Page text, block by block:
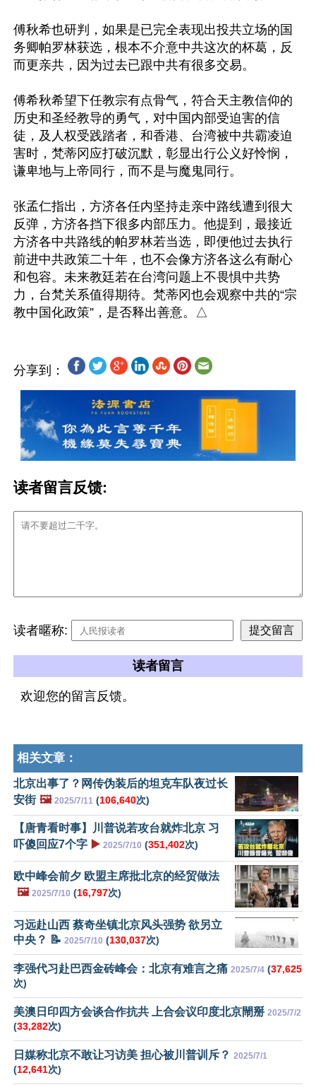
傅秋希也研判，如果是已完全表现出投共立场的国
务卿帕罗林获选，根本不介意中共这次的杯葛，反
而更亲共，因为过去已跟中共有很多交易。
傅希秋希望下任教宗有点骨气，符合天主教信仰的
历史和圣经教导的勇气，对中国内部受迫害的信
徒，及人权受践踏者，和香港、台湾被中共霸凌迫
害时，梵蒂冈应打破沉默，彰显出行公义好怜悯，
谦卑地与上帝同行，而不是与魔鬼同行。
张孟仁指出，方济各任内坚持走亲中路线遭到很大
反弹，方济各挡下很多内部压力。他提到，最接近
方济各中共路线的帕罗林若当选，即便他过去执行
前进中共政策二十年，也不会像方济各这么有耐心
和包容。未来教廷若在台湾问题上不畏惧中共势
力，台梵关系值得期待。梵蒂冈也会观察中共的“宗
分享到：
读者留言反馈:
读者暱称:
读者留言
欢迎您的留言反馈。
相关文章：
北京出事了？网传伪装后的坦克车队夜过长
安街 🖼️ 2025/7/11 (106,640次)
【唐青看时事】川普说若攻台就炸北京 习
吓傻回应7个字 ▶️ 2025/7/10 (351,402次)
欧中峰会前夕 欧盟主席批北京的经贸做法
🖼️ 2025/7/10 (16,797次)
习远赴山西 蔡奇坐镇北京风头强势 欲另立
中央？ 📝 2025/7/10 (130,037次)
李强代习赴巴西金砖峰会：北京有难言之痛 2025/7/4 (37,625
次)
美澳日印四方会谈合作抗共 上合会议印度北京閙掰 2025/7/2
(33,282次)
日媒称北京不敢让习访美 担心被川普训斥？ 2025/7/1
(12,641次)